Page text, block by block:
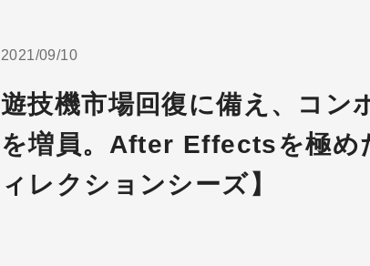
2021/09/10
遊技機市場回復に備え、コン
を増員。After Effectsを極め
ィレクションシーズ】